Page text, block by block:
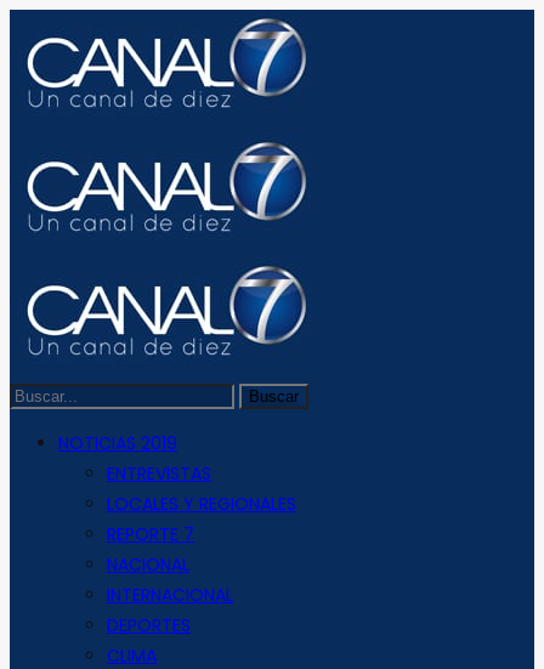
NOTICIAS 2019
ENTREVISTAS
LOCALES Y REGIONALES
REPORTE 7
NACIONAL
INTERNACIONAL
DEPORTES
CLIMA